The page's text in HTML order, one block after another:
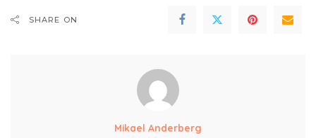
SHARE ON
Mikael Anderberg